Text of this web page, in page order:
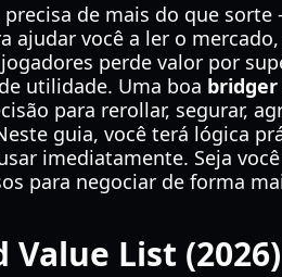
de mais do que
ajudar você a ler o
perde valor por
utilidade. Uma boa
para rerollar, segurar,
guia, você terá lógica
imediatamente. Seja
para negociar de forma
List